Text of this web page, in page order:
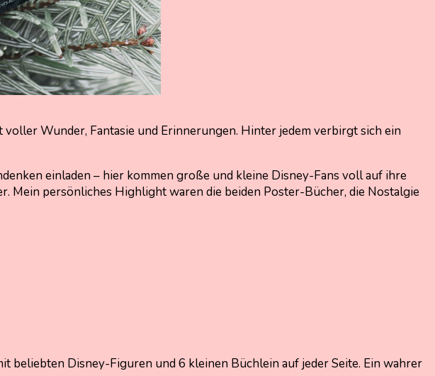
Wunder, Fantasie und Erinnerungen. Hinter jedem verbirgt sich ein
einladen – hier kommen große und kleine Disney-Fans voll auf ihre
Mein persönliches Highlight waren die beiden Poster-Bücher, die Nostalgie
beliebten Disney-Figuren und 6 kleinen Büchlein auf jeder Seite. Ein wahrer